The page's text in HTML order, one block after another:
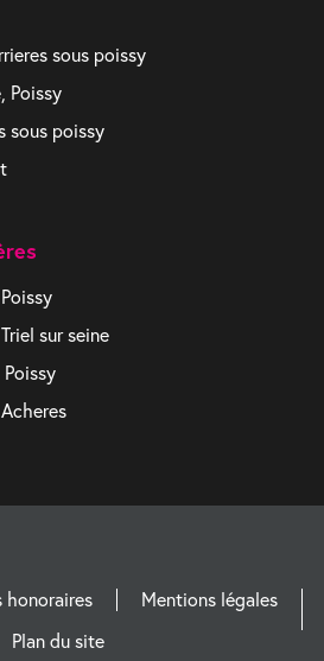
sous poissy
Poissy
sous poissy
sur seine
honoraires
Mentions légales
Plan du site